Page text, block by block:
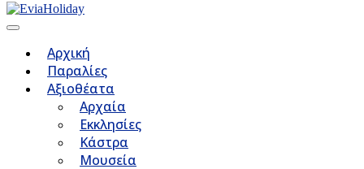
Αρχική
Παραλίες
Αξιοθέατα
Αρχαία
Εκκλησίες
Κάστρα
Μουσεία